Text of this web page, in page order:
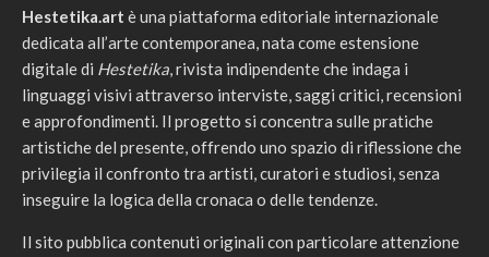
Hestetika.art è una piattaforma editoriale internazionale
dedicata all’arte contemporanea, nata come estensione
digitale di Hestetika, rivista indipendente che indaga i
linguaggi visivi attraverso interviste, saggi critici, recensioni
e approfondimenti. Il progetto si concentra sulle pratiche
artistiche del presente, offrendo uno spazio di riflessione che
privilegia il confronto tra artisti, curatori e studiosi, senza
inseguire la logica della cronaca o delle tendenze.
Il sito pubblica contenuti originali con particolare attenzione